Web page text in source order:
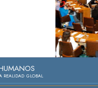
GLOBAL